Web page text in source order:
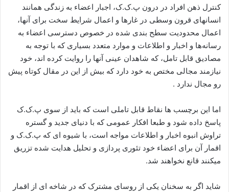
کنترل ذهن افراد در درون پ.ک.ک، اجبار اعضاء به زندگی همانند
انسانهای قرون وسطی در غارها و اعمال شرایط سخت برای آنها،
اعمال محدودیت سطح بندی شده در خصوص دسترسی اعضاء به
رسانه‌ها و اخبار و اطلاعات و موارد متعدد بسیاری که با توجه به
مصادیق قابل تامل، که شاهدان عینی آنها را روایت کرده اند، خود
نیازمند مجالی مختص به خود دارد که بیش از این در مقال کوتاه پیش
رو مجال ندارد .
اما این برچسب ها نقاط قابل تاملی است که باید از سوی پ.ک.ک
پاسخ داده شود و طبعا افکار عمومی که با دنیای جدید و گستره
تراوش انبوه اخبار و اطلاعات مواجه است، با شیوه ای که پ.ک.ک و
اقمار آن برای اعضاء خود تئوری پردازی و تحلیل هدایت شده تزریق
میکنند قانع نخواهند شد.
شاید اگر به سخنان یکی از روسای مشترک که در شاخه ای از اقمار